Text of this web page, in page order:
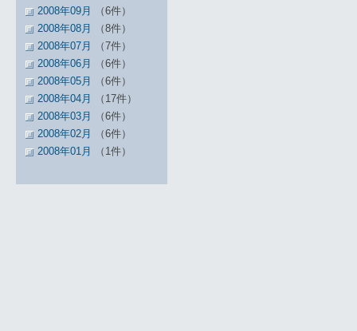
2008年09月
（6件）
2008年08月
（8件）
2008年07月
（7件）
2008年06月
（6件）
2008年05月
（6件）
2008年04月
（17件）
2008年03月
（6件）
2008年02月
（6件）
2008年01月
（1件）